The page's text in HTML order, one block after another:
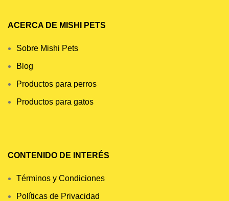
ACERCA DE MISHI PETS
Sobre Mishi Pets
Blog
Productos para perros
Productos para gatos
CONTENIDO DE INTERÉS
Términos y Condiciones
Políticas de Privacidad